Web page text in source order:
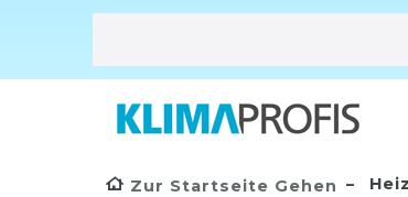
Zur Startseite Gehen